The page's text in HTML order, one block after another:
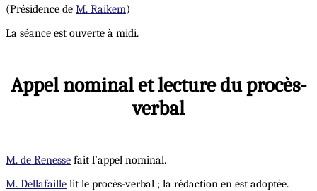
(Présidence de M. Raikem)
La séance est ouverte à midi.
Appel nominal et lecture du procès-
verbal
M. de Renesse fait l’appel nominal.
M. Dellafaille lit le procès-verbal ; la rédaction en est adoptée.